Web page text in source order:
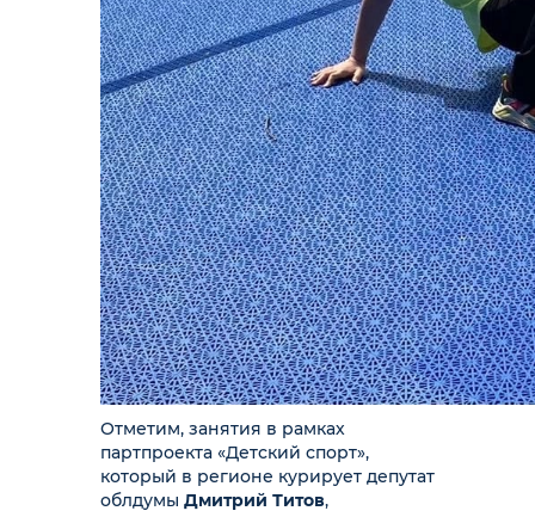
Отметим, занятия в рамках
партпроекта «Детский спорт»,
который в регионе курирует депутат
облдумы Дмитрий Титов,